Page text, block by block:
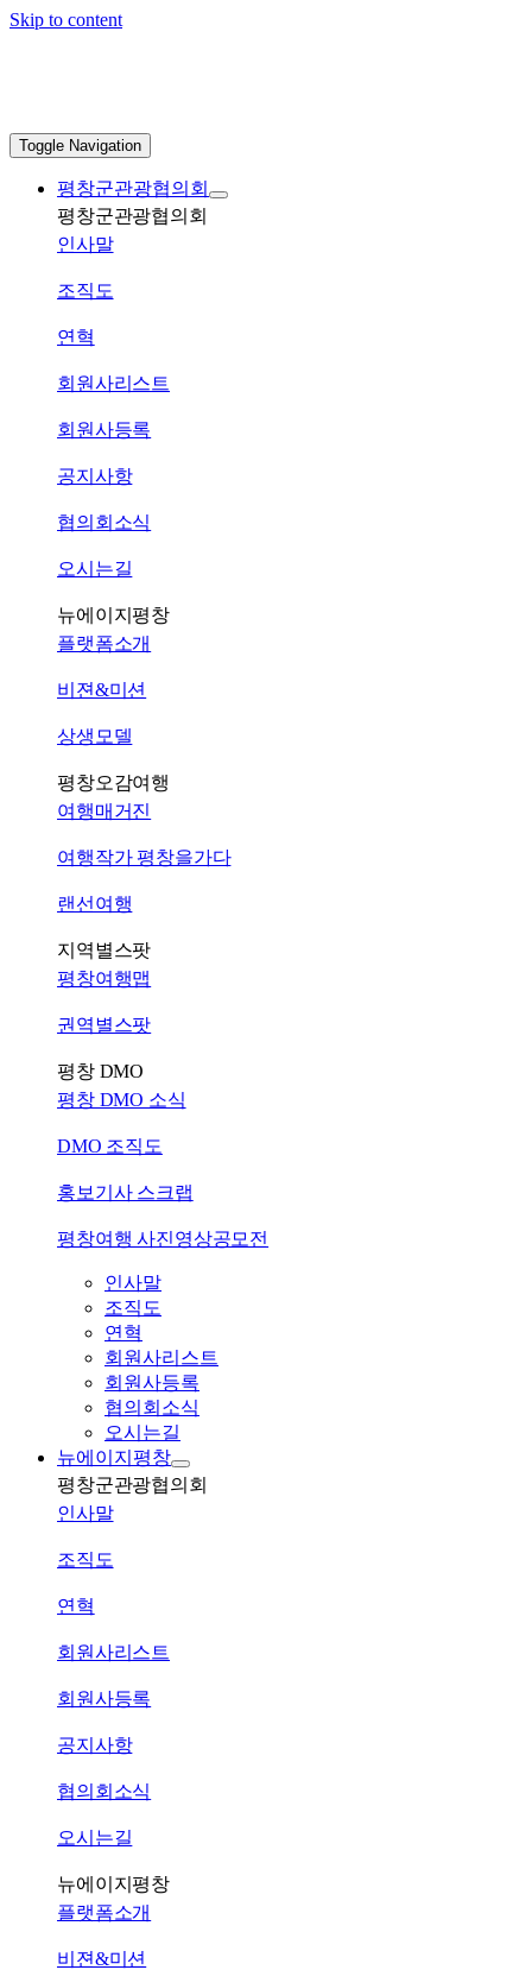
Skip to content
Toggle Navigation
평창군관광협의회
평창군관광협의회
인사말
조직도
연혁
회원사리스트
회원사등록
공지사항
협의회소식
오시는길
뉴에이지평창
플랫폼소개
비젼&미션
상생모델
평창오감여행
여행매거진
여행작가 평창을가다
랜선여행
지역별스팟
평창여행맵
권역별스팟
평창 DMO
평창 DMO 소식
DMO 조직도
홍보기사 스크랩
평창여행 사진영상공모전
인사말
조직도
연혁
회원사리스트
회원사등록
협의회소식
오시는길
뉴에이지평창
평창군관광협의회
인사말
조직도
연혁
회원사리스트
회원사등록
공지사항
협의회소식
오시는길
뉴에이지평창
플랫폼소개
비젼&미션